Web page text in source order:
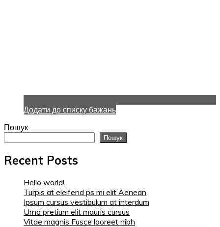
Додати до списку бажань
Пошук
Пошук
Recent Posts
Hello world!
Turpis at eleifend ps mi elit Aenean
Ipsum cursus vestibulum at interdum
Urna pretium elit mauris cursus
Vitae magnis Fusce laoreet nibh